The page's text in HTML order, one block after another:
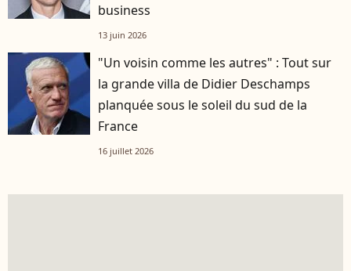
business
13 juin 2026
"Un voisin comme les autres" : Tout sur
la grande villa de Didier Deschamps
planquée sous le soleil du sud de la
France
16 juillet 2026